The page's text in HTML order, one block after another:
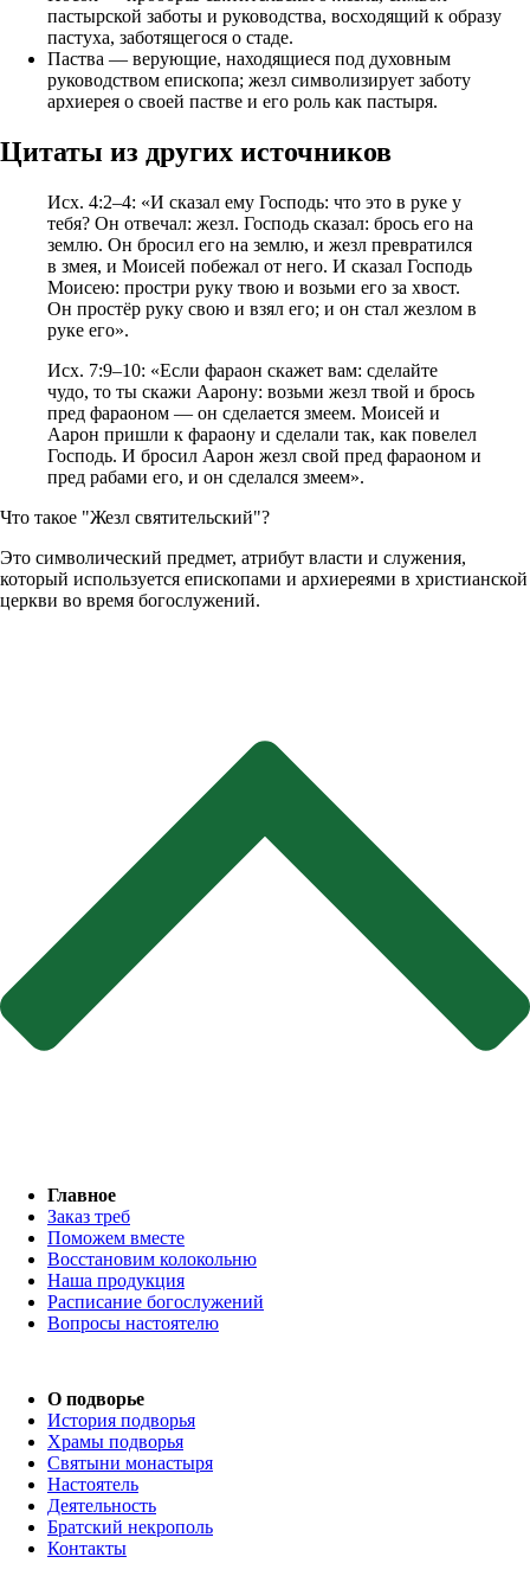
пастырской заботы и руководства, восходящий к образу
пастуха, заботящегося о стаде.
Паства — верующие, находящиеся под духовным
руководством епископа; жезл символизирует заботу
архиерея о своей пастве и его роль как пастыря.
Цитаты из других источников
Исх. 4:2–4: «И сказал ему Господь: что это в руке у
тебя? Он отвечал: жезл. Господь сказал: брось его на
землю. Он бросил его на землю, и жезл превратился
в змея, и Моисей побежал от него. И сказал Господь
Моисею: простри руку твою и возьми его за хвост.
Он простёр руку свою и взял его; и он стал жезлом в
руке его».
Исх. 7:9–10: «Если фараон скажет вам: сделайте
чудо, то ты скажи Аарону: возьми жезл твой и брось
пред фараоном — он сделается змеем. Моисей и
Аарон пришли к фараону и сделали так, как повелел
Господь. И бросил Аарон жезл свой пред фараоном и
пред рабами его, и он сделался змеем».
Что такое "Жезл святительский"?
Это символический предмет, атрибут власти и служения,
который используется епископами и архиереями в христианской
церкви во время богослужений.
Главное
Заказ треб
Поможем вместе
Восстановим колокольню
Наша продукция
Расписание богослужений
Вопросы настоятелю
О подворье
История подворья
Храмы подворья
Святыни монастыря
Настоятель
Деятельность
Братский некрополь
Контакты